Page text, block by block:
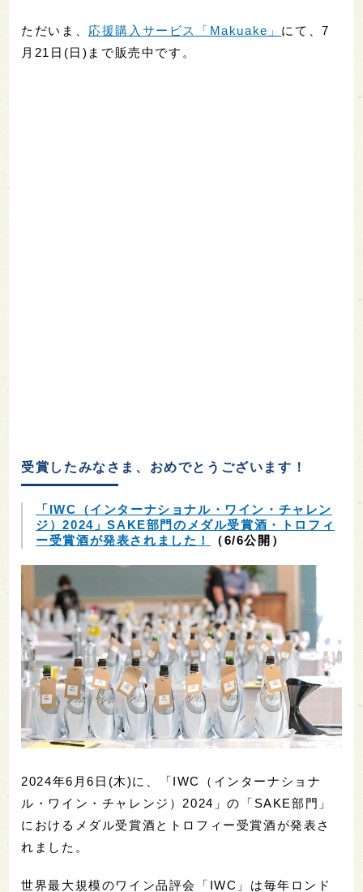
ただいま、 応援購入サービス「Makuake」 にて、7
月21日(日)まで販売中です。
受賞したみなさま、おめでとうございます！
「IWC（インターナショナル・ワイン・チャレン
ジ）2024」SAKE部門のメダル受賞酒・トロフィ
ー受賞酒が発表されました！
（6/6公開）
2024年6月6日(木)に、「IWC（インターナショナ
ル・ワイン・チャレンジ）2024」の「SAKE部門」
におけるメダル受賞酒とトロフィー受賞酒が発表さ
れました。
世界最大規模のワイン品評会「IWC」は毎年ロンド